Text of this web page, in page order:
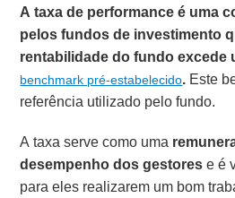
A taxa de performance é uma
pelos fundos de investimento
rentabilidade do fundo excede
benchmark pré-estabelecido. Este
referência utilizado pelo fundo.
A taxa serve como uma
desempenho dos gestorese é
para eles realizarem um bom